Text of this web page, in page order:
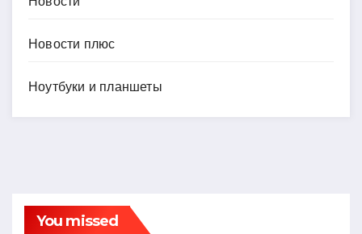
Новости плюс
Ноутбуки и планшеты
You missed